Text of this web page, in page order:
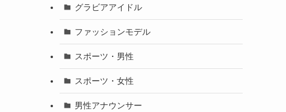
グラビアアイドル
ファッションモデル
スポーツ・男性
スポーツ・女性
男性アナウンサー